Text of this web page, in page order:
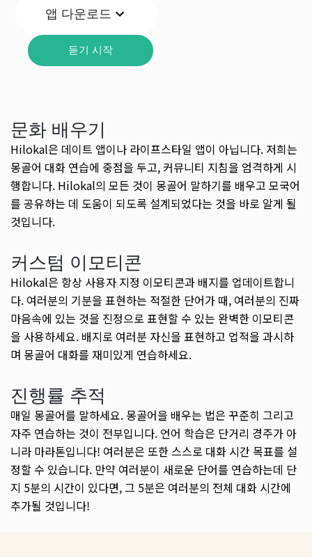
앱 다운로드
듣기 시작
문화 배우기
Hilokal은 데이트 앱이나 라이프스타일 앱이 아닙니다. 저희는
몽골어 대화 연습에 중점을 두고, 커뮤니티 지침을 엄격하게 시
행합니다. Hilokal의 모든 것이 몽골어 말하기를 배우고 모국어
를 공유하는 데 도움이 되도록 설계되었다는 것을 바로 알게 될
것입니다.
커스텀 이모티콘
Hilokal은 항상 사용자 지정 이모티콘과 배지를 업데이트합니
다. 여러분의 기분을 표현하는 적절한 단어가 때, 여러분의 진짜
마음속에 있는 것을 진정으로 표현할 수 있는 완벽한 이모티콘
을 사용하세요. 배지로 여러분 자신을 표현하고 업적을 과시하
며 몽골어 대화를 재미있게 연습하세요.
진행률 추적
매일 몽골어를 말하세요. 몽골어을 배우는 법은 꾸준히 그리고
자주 연습하는 것이 전부입니다. 언어 학습은 단거리 경주가 아
니라 마라톤입니다! 여러분은 또한 스스로 대화 시간 목표를 설
정할 수 있습니다. 만약 여러분이 새로운 단어를 연습하는데 단
지 5분의 시간이 있다면, 그 5분은 여러분의 전체 대화 시간에
추가될 것입니다!